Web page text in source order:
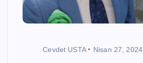
Cevdet USTA Nisan 27, 2024